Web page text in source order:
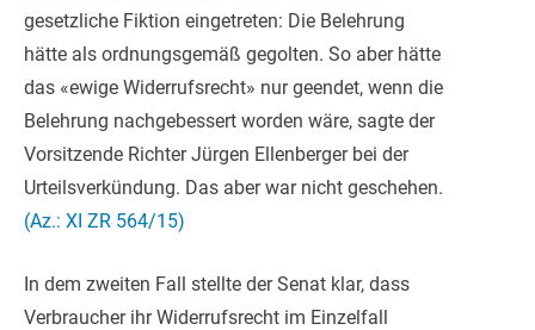
gesetzliche Fiktion eingetreten: Die Belehrung
hätte als ordnungsgemäß gegolten. So aber hätte
das «ewige Widerrufsrecht» nur geendet, wenn die
Belehrung nachgebessert worden wäre, sagte der
Vorsitzende Richter Jürgen Ellenberger bei der
Urteilsverkündung. Das aber war nicht geschehen.
(Az.: XI ZR 564/15)
In dem zweiten Fall stellte der Senat klar, dass
Verbraucher ihr Widerrufsrecht im Einzelfall